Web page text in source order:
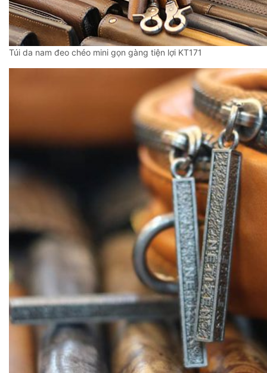
Túi da nam đeo chéo mini gọn gàng tiện lợi KT171